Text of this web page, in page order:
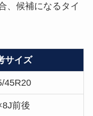
、候補になるタイ
サイズ
45R20
前後